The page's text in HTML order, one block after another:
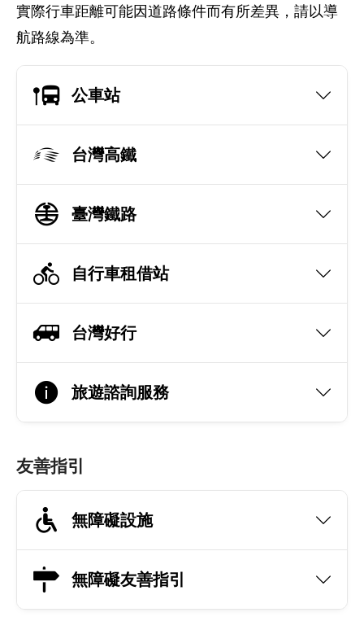
實際行車距離可能因道路條件而有所差異，請以導
航路線為準。
公車站
台灣高鐵
臺灣鐵路
自行車租借站
台灣好行
旅遊諮詢服務
友善指引
無障礙設施
無障礙友善指引